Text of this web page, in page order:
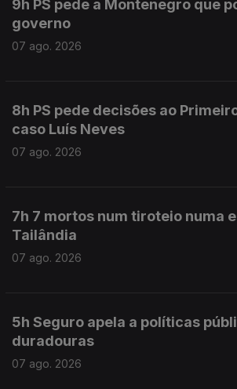
9h PS pede a Montenegro que
governo
07 ago. 2026
8h PS pede decisões ao
caso Luís Neves
07 ago. 2026
7h 7 mortos num tiroteio numa
Tailândia
07 ago. 2026
5h Seguro apela a políticas
duradouras
07 ago. 2026